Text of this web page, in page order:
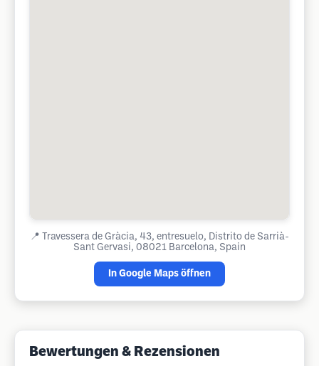
📍
Travessera de Gràcia, 43, entresuelo, Distrito de Sarrià-
Sant Gervasi, 08021 Barcelona, Spain
In Google Maps öffnen
Bewertungen & Rezensionen